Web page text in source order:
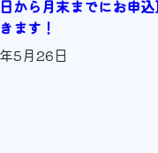
から月末までにお申
ます！
5月26日